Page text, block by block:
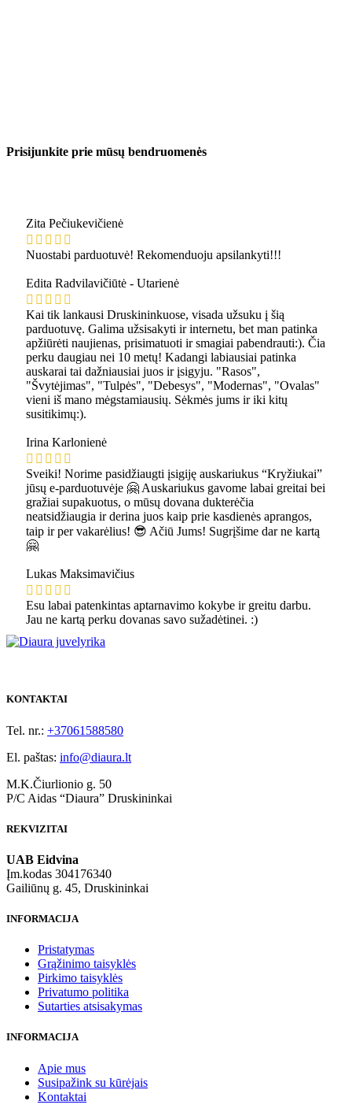
Prisijunkite prie mūsų bendruomenės
Zita Pečiukevičienė
Nuostabi parduotuvė! Rekomenduoju apsilankyti!!!
Edita Radvilavičiūtė - Utarienė
Kai tik lankausi Druskininkuose, visada užsuku į šią
parduotuvę. Galima užsisakyti ir internetu, bet man patinka
apžiūrėti naujienas, prisimatuoti ir smagiai pabendrauti:). Čia
perku daugiau nei 10 metų! Kadangi labiausiai patinka
auskarai tai dažniausiai juos ir įsigyju. "Rasos",
"Švytėjimas", "Tulpės", "Debesys", "Modernas", "Ovalas"
vieni iš mano mėgstamiausių. Sėkmės jums ir iki kitų
susitikimų:).
Irina Karlonienė
Sveiki! Norime pasidžiaugti įsigiję auskariukus “Kryžiukai”
jūsų e-parduotuvėje 🤗 Auskariukus gavome labai greitai bei
gražiai supakuotus, o mūsų dovana dukterėčia
neatsidžiaugia ir derina juos kaip prie kasdienės aprangos,
taip ir per vakarėlius! 😎 Ačiū Jums! Sugrįšime dar ne kartą
🤗
Lukas Maksimavičius
Esu labai patenkintas aptarnavimo kokybe ir greitu darbu.
Jau ne kartą perku dovanas savo sužadėtinei. :)
KONTAKTAI
Tel. nr.: +37061588580
El. paštas: info@diaura.lt
M.K.Čiurlionio g. 50
P/C Aidas “Diaura” Druskininkai
REKVIZITAI
UAB Eidvina
Įm.kodas 304176340
Gailiūnų g. 45, Druskininkai
INFORMACIJA
Pristatymas
Grąžinimo taisyklės
Pirkimo taisyklės
Privatumo politika
Sutarties atsisakymas
INFORMACIJA
Apie mus
Susipažink su kūrėjais
Kontaktai